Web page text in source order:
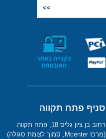
סניף פתח תקווה
רחוב בן ציון גליס 18, פתח תקווה
(מרכז Mcenter, סמוך לצומת סגולה)